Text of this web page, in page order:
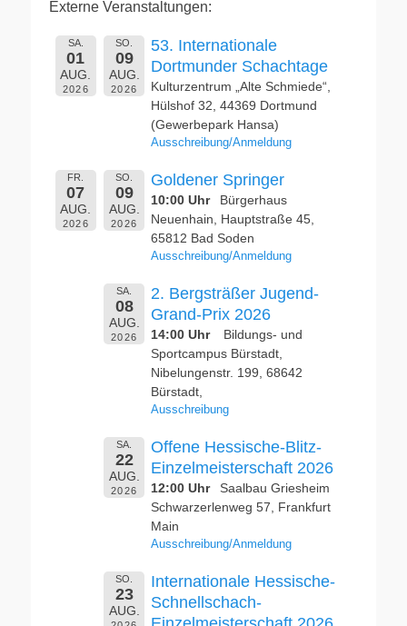
Externe Veranstaltungen:
SA.
01
AUG.
2026
SO.
09
AUG.
2026
53. Internationale
Dortmunder Schachtage
Kulturzentrum „Alte Schmiede“,
Hülshof 32, 44369 Dortmund
(Gewerbepark Hansa)
Ausschreibung/Anmeldung
FR.
07
AUG.
2026
SO.
09
AUG.
2026
Goldener Springer
10:00 Uhr
Bürgerhaus
Neuenhain, Hauptstraße 45,
65812 Bad Soden
Ausschreibung/Anmeldung
SA.
08
AUG.
2026
2. Bergsträßer Jugend-
Grand-Prix 2026
14:00 Uhr
Bildungs- und
Sportcampus Bürstadt,
Nibelungenstr. 199, 68642
Bürstadt,
Ausschreibung
SA.
22
AUG.
2026
Offene Hessische-Blitz-
Einzelmeisterschaft 2026
12:00 Uhr
Saalbau Griesheim
Schwarzerlenweg 57, Frankfurt
Main
Ausschreibung/Anmeldung
SO.
23
AUG.
Internationale Hessische-
Schnellschach-